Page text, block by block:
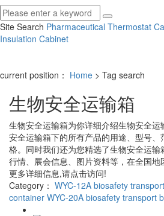
Site Search Pharmaceutical Thermostat
Insulation Cabinet
current position： Home > Tag search
生物安全运输箱
生物安全运输箱为你详细介绍生物安全运
安全运输箱下的所有产品的用途、型号、
格。同时我们还为您精选了生物安全运输
行情、展会信息、图片资料等，在全国
更多详细信息,请点击访问!
Category： WYC-12A biosafety
container WYC-20A biosafety transport